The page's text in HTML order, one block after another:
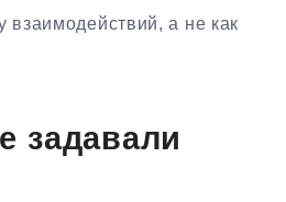
взаимодействий, а не как
задавали